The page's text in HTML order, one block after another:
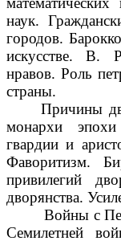
наук.
городов.
искусстве. В.
нравов. Роль
страны.
Причины
монархи
гвардии и
Фаворитизм.
привилегий
дворянства.
Войны с
Семилетней